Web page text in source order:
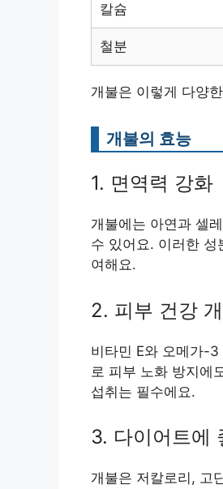
칼슘
철분
개불은 이렇게 다양
개불의 효능
1. 면역력 강화
개불에는 아연과 셀
수 있어요. 이러한 성
여해요.
2. 피부 건강
비타민 E와 오메가-
로 피부 노화 방지에
섭취는 필수에요.
3. 다이어트에
개불은 저칼로리, 고